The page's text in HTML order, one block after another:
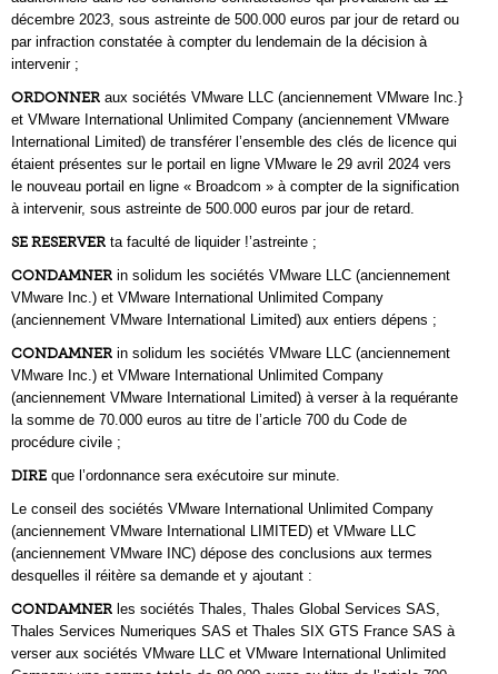
décembre 2023, sous astreinte de 500.000 euros par jour de retard ou
par infraction constatée à compter du lendemain de la décision à
intervenir ;
ORDONNER aux sociétés VMware LLC (anciennement VMware Inc.}
et VMware International Unlimited Company (anciennement VMware
International Limited) de transférer l’ensemble des clés de licence qui
étaient présentes sur le portail en ligne VMware le 29 avril 2024 vers
le nouveau portail en ligne « Broadcom » à compter de la signification
à intervenir, sous astreinte de 500.000 euros par jour de retard.
SE RESERVER ta faculté de liquider !’astreinte ;
CONDAMNER in solidum les sociétés VMware LLC (anciennement
VMware Inc.) et VMware International Unlimited Company
(anciennement VMware International Limited) aux entiers dépens ;
CONDAMNER in solidum les sociétés VMware LLC (anciennement
VMware Inc.) et VMware International Unlimited Company
(anciennement VMware International Limited) à verser à la requérante
la somme de 70.000 euros au titre de l’article 700 du Code de
procédure civile ;
DIRE que l’ordonnance sera exécutoire sur minute.
Le conseil des sociétés VMware International Unlimited Company
(anciennement VMware International LIMITED) et VMware LLC
(anciennement VMware INC) dépose des conclusions aux termes
desquelles il réitère sa demande et y ajoutant :
CONDAMNER les sociétés Thales, Thales Global Services SAS,
Thales Services Numeriques SAS et Thales SIX GTS France SAS à
verser aux sociétés VMware LLC et VMware International Unlimited